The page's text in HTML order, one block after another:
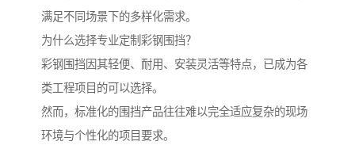
满足不同场景下的多样化需求。
为什么选择专业定制彩钢围挡？
彩钢围挡因其轻便、耐用、安装灵活等特点，已成为各
类工程项目的可以选择。
然而，标准化的围挡产品往往难以完全适应复杂的现场
环境与个性化的项目要求。